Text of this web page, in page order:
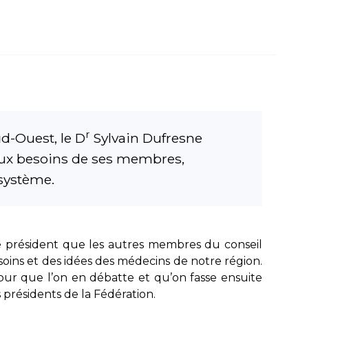
Ouest, le Dr Sylvain Dufresne
besoins de ses membres,
que les autres membres du conseil
et des idées des médecins de notre région.
que l’on en débatte et qu’on fasse ensuite
de la Fédération.